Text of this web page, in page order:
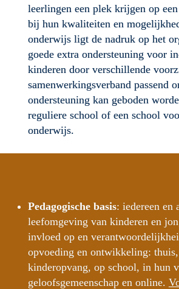
leerlingen een plek krijgen op
bij hun kwaliteiten en
onderwijs ligt de nadruk op het
goede extra ondersteuning voor
kinderen door verschillende
samenwerkingsverband passend
ondersteuning kan geboden
reguliere school of een school
onderwijs.
Pedagogische basis: iedereen en
leefomgeving van kinderen en
invloed op en
opvoeding en ontwikkeling:
kinderopvang, op school, in hun
geloofsgemeenschap en online.